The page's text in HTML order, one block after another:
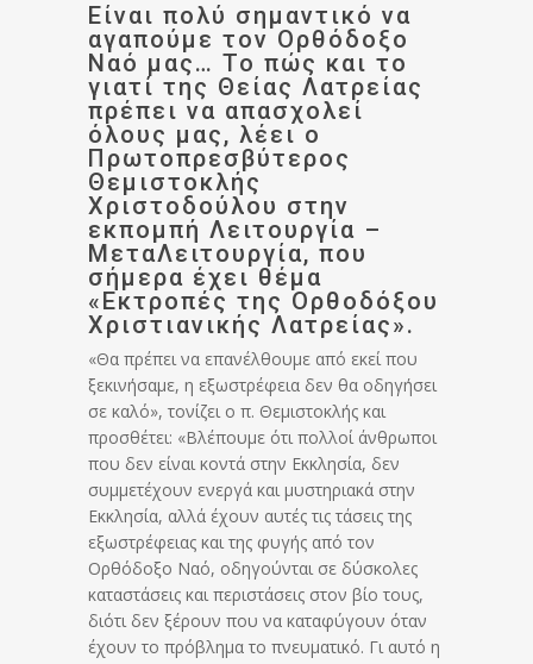
Είναι πολύ σημαντικό να
αγαπούμε τον Ορθόδοξο
Ναό μας… Το πώς και το
γιατί της Θείας Λατρείας
πρέπει να απασχολεί
όλους μας, λέει ο
Πρωτοπρεσβύτερος
Θεμιστοκλής
Χριστοδούλου στην
εκπομπή Λειτουργία –
ΜεταΛειτουργία, που
σήμερα έχει θέμα
«Εκτροπές της Ορθοδόξου
Χριστιανικής Λατρείας».
«Θα πρέπει να επανέλθουμε από εκεί που
ξεκινήσαμε, η εξωστρέφεια δεν θα οδηγήσει
σε καλό», τονίζει ο π. Θεμιστοκλής και
προσθέτει: «Βλέπουμε ότι πολλοί άνθρωποι
που δεν είναι κοντά στην Εκκλησία, δεν
συμμετέχουν ενεργά και μυστηριακά στην
Εκκλησία, αλλά έχουν αυτές τις τάσεις της
εξωστρέφειας και της φυγής από τον
Ορθόδοξο Ναό, οδηγούνται σε δύσκολες
καταστάσεις και περιστάσεις στον βίο τους,
διότι δεν ξέρουν που να καταφύγουν όταν
έχουν το πρόβλημα το πνευματικό. Γι αυτό η